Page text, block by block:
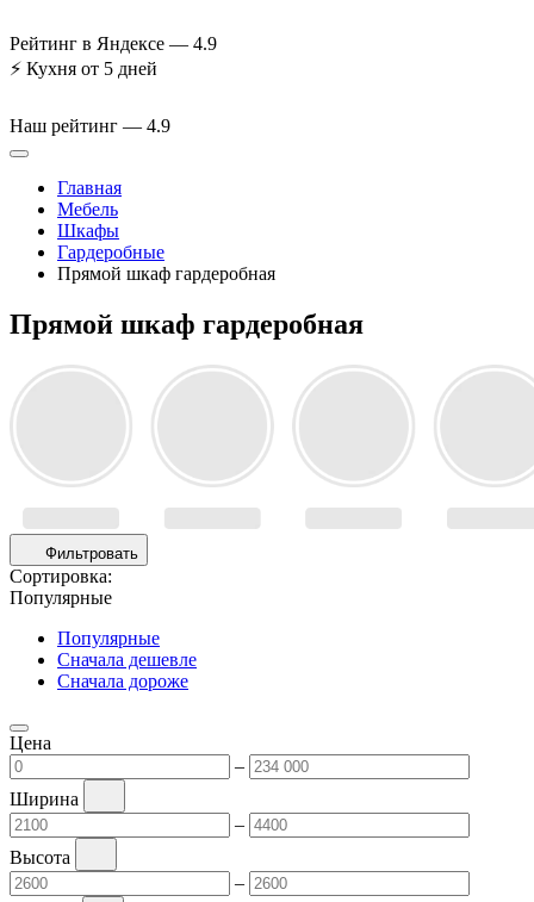
Рейтинг в Яндексе — 4.9
⚡ Кухня от 5 дней
Наш рейтинг — 4.9
Главная
Мебель
Шкафы
Гардеробные
Прямой шкаф гардеробная
Прямой шкаф гардеробная
Фильтровать
Сортировка:
Популярные
Популярные
Сначала дешевле
Сначала дороже
Цена
–
Ширина
–
Высота
–